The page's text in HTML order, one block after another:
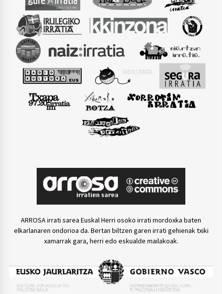
ARROSA irrati sarea Euskal Herri osoko irrati mordoxka baten
elkarlanaren ondorioa da. Bertan biltzen garen irrati gehienak txiki
xamarrak gara, herri edo eskualde mailakoak.